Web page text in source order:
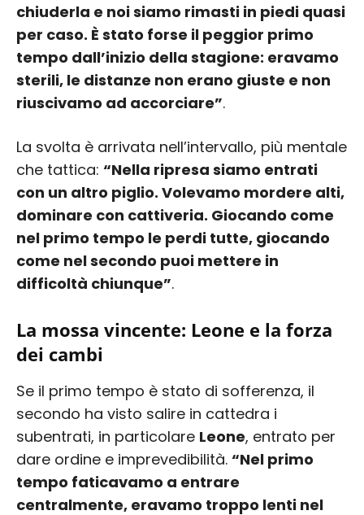
chiuderla e noi siamo rimasti in piedi quasi
per caso. È stato forse il peggior primo
tempo dall’inizio della stagione: eravamo
sterili, le distanze non erano giuste e non
riuscivamo ad accorciare”.
La svolta è arrivata nell’intervallo, più mentale
che tattica: “Nella ripresa siamo entrati
con un altro piglio. Volevamo mordere alti,
dominare con cattiveria. Giocando come
nel primo tempo le perdi tutte, giocando
come nel secondo puoi mettere in
difficoltà chiunque”.
La mossa vincente: Leone e la forza
dei cambi
Se il primo tempo è stato di sofferenza, il
secondo ha visto salire in cattedra i
subentrati, in particolare Leone, entrato per
dare ordine e imprevedibilità. “Nel primo
tempo faticavamo a entrare
centralmente, eravamo troppo lenti nel